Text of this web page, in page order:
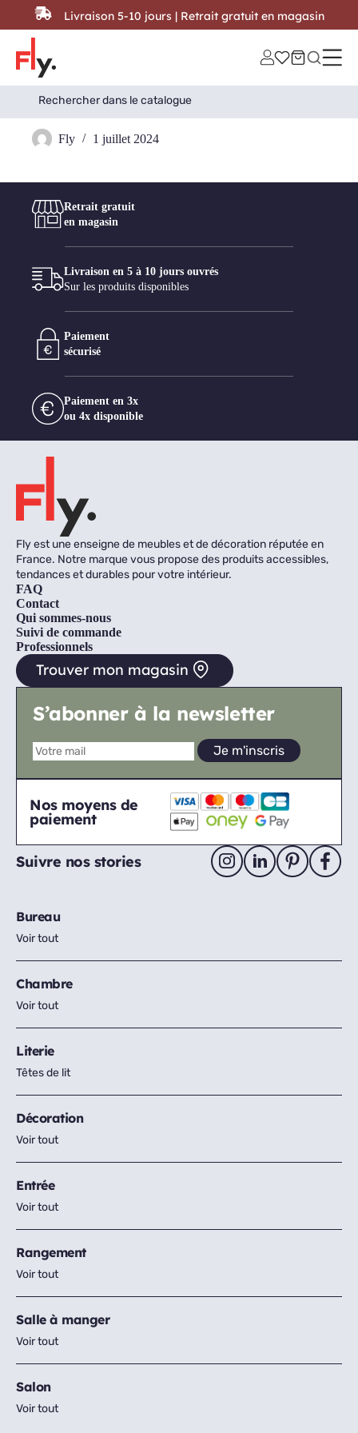
Passer au contenu
Search
for:
Search Button
Fly 1 juillet 2024
Retrait gratuit
en magasin
Livraison en 5 à 10 jours ouvrés
Sur les produits disponibles
Paiement
sécurisé
Paiement en 3x
ou 4x disponible
Fly est une enseigne de meubles et de décoration réputée en
France. Notre marque vous propose des produits accessibles,
tendances et durables pour votre intérieur.
FAQ
Contact
Qui sommes-nous
Suivi de commande
Professionnels
Trouver mon magasin
S’abonner à la newsletter
Nos moyens de
paiement
Suivre nos stories
Bureau
Voir tout
Chambre
Voir tout
Literie
Têtes de lit
Décoration
Voir tout
Entrée
Voir tout
Rangement
Voir tout
Salle à manger
Voir tout
Salon
Voir tout
Livraison 5-10 jours | Retrait gratuit en magasin